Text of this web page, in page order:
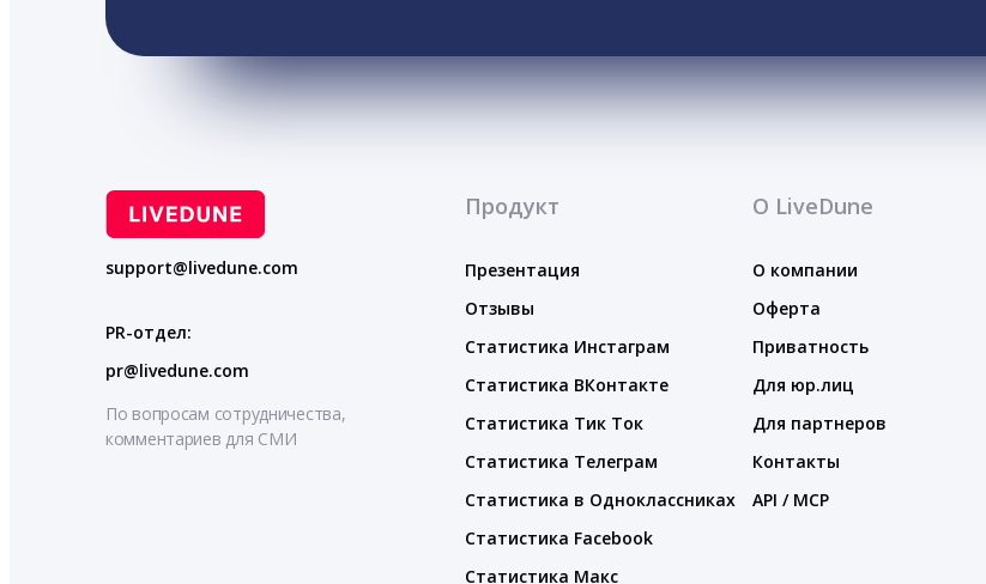
support@livedune.com
PR-отдел:
pr@livedune.com
По вопросам сотрудничества,
комментариев для СМИ
Продукт
Презентация
Отзывы
Статистика Инстаграм
Статистика ВКонтакте
Статистика Тик Ток
Статистика Телеграм
Статистика в Одноклассниках
Статистика Facebook
Статистика Макс
О LiveDune
О компании
Оферта
Приватность
Для юр.лиц
Для партнеров
Контакты
API / MCP